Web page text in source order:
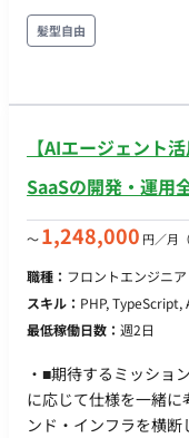
ションです。 国内大手製造業などエンタープライズ顧客のDX推
進に深く関わり、 ビ
貫で伴走するFDEと
推進で重要な役割を
た業務AI実装支援プラ
す。
レームワーク: Ruby
/ BigQuery インフラ基
術: Docker / Amazon
Actions / AWS
フレームワーク：
CSS ・インフラ基盤:
髪型自由
【AIエージェント
SaaSの開発・運用
〜1,248,000 円／月
職種： フロントエンジニア
スキル： PHP, TypeScript,
最低稼働日数： 週2日
・■期待するミッショ
に応じて仕様を一緒
ンド・インフラを横